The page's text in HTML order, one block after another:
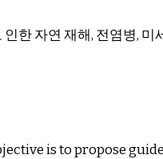
한 자연 재해, 전염병,
is to propose